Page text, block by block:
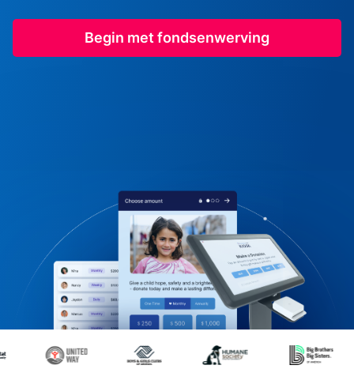
Begin met fondsenwerving